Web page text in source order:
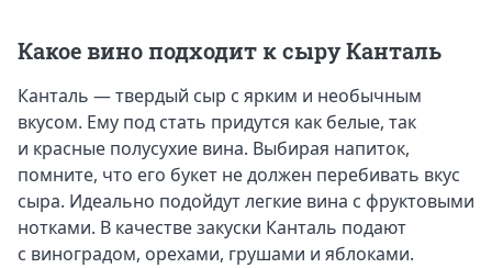
Какое вино подходит к сыру Канталь
Канталь — твердый сыр с ярким и необычным
вкусом. Ему под стать придутся как белые, так
и красные полусухие вина. Выбирая напиток,
помните, что его букет не должен перебивать вкус
сыра. Идеально подойдут легкие вина с фруктовыми
нотками. В качестве закуски Канталь подают
с виноградом, орехами, грушами и яблоками.